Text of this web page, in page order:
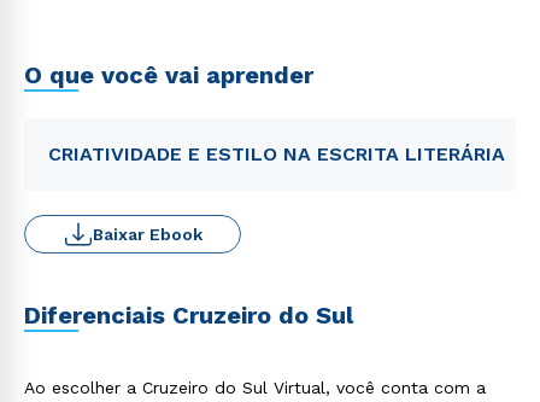
O que você vai aprender
CRIATIVIDADE E ESTILO NA ESCRITA LITERÁRIA
Baixar Ebook
Diferenciais Cruzeiro do Sul
Ao escolher a Cruzeiro do Sul Virtual, você conta com a